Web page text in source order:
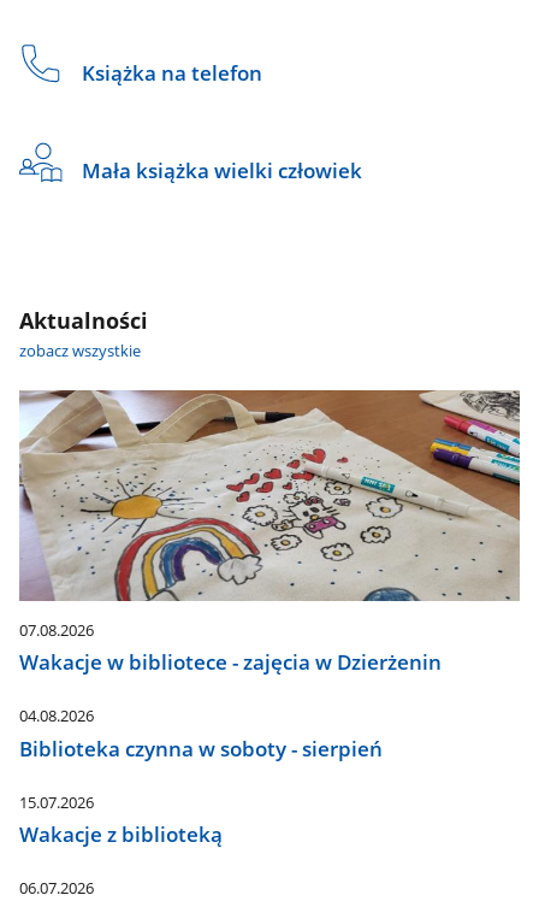
Książka na telefon
Mała książka wielki człowiek
Aktualności
zobacz wszystkie
07.08.2026
Wakacje w bibliotece - zajęcia w Dzierżenin
04.08.2026
Biblioteka czynna w soboty - sierpień
15.07.2026
Wakacje z biblioteką
06.07.2026